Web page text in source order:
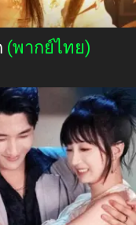
(พากย์ไทย)